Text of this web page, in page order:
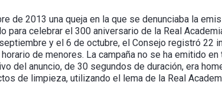
de 2013 una queja en la que se denunciaba la
para celebrar el 300 aniversario de la Real
y el 6 de octubre, el Consejo registró 22
de menores. La campaña no se ha emitido
del anuncio, de 30 segundos de duración, era
de limpieza, utilizando el lema de la Real